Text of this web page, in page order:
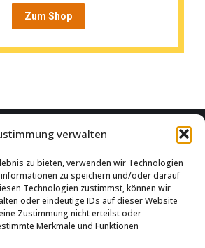
verwalten
zu bieten, verwenden wir Technologien
zu speichern und/oder darauf
Technologien zustimmst, können wir
oder eindeutige IDs auf dieser Website
Zustimmung nicht erteilst oder
Merkmale und Funktionen
Zum Shop